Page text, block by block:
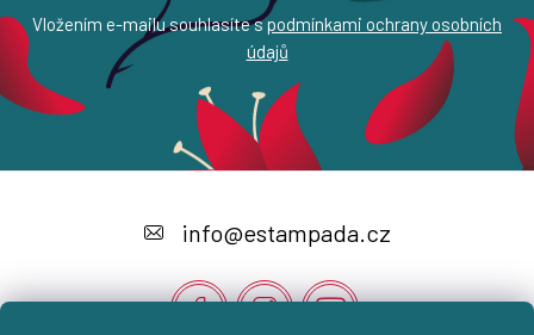
Vložením e-mailu souhlasíte spodmínkami ochrany osobních
údajů
a
info@estampada.cz